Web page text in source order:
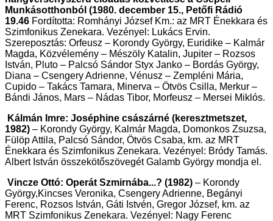
Munkásotthonból (1980. december 15., Petőfi Rádió
19.46 Fordította: Romhányi József Km.: az MRT Énekkara és
Szimfonikus Zenekara. Vezényel: Lukács Ervin.
Szereposztás: Orfeusz – Korondy György, Euridike – Kalmár
Magda, Közvélemény – Mészöly Katalin, Jupiter – Rozsos
István, Pluto – Palcsó Sándor Styx Janko – Bordás György,
Diana – Csengery Adrienne, Vénusz – Zempléni Mária,
Cupido – Takács Tamara, Minerva – Ötvös Csilla, Merkur –
Bándi János, Mars – Nádas Tibor, Morfeusz – Mersei Miklós.
Kálmán Imre: Joséphine császárné (keresztmetszet,
1982) – Korondy György, Kalmár Magda, Domonkos Zsuzsa,
Fülöp Attila, Palcsó Sándor, Ötvös Csaba, km. az MRT
Énekkara és Szimfonikus Zenekara. Vezényel: Bródy Tamás.
Albert István összekötőszövegét Galamb György mondja el.
Vincze Ottó: Operát Szmirnába...? (1982) – Korondy
György,Kincses Veronika, Csengery Adrienne, Begányi
Ferenc, Rozsos István, Gáti Istvén, Gregor József, km. az
MRT Szimfonikus Zenekara. Vezényel: Nagy Ferenc